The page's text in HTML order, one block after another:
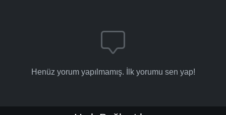
Henüz yorum yapılmamış. İlk yorumu sen yap!